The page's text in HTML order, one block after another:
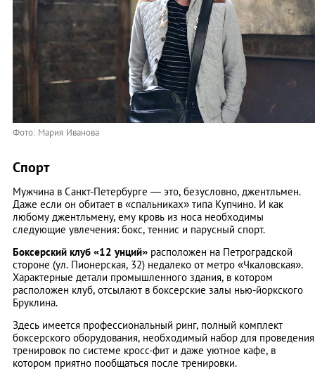
Фото: Мария Иванова
Спорт
Мужчина в Санкт-Петербурге — это, безусловно, джентльмен.
Даже если он обитает в «спальниках» типа Купчино. И как
любому джентльмену, ему кровь из носа необходимы
следующие увлечения: бокс, теннис и парусный спорт.
Боксерский клуб «12 унций» расположен на Петроградской
стороне (ул. Пионерская, 32) недалеко от метро «Чкаловская».
Характерные детали промышленного здания, в котором
расположен клуб, отсылают в боксерские залы нью-йоркского
Бруклина.
Здесь имеется профессиональный ринг, полный комплект
боксерского оборудования, необходимый набор для проведения
тренировок по системе кросс-фит и даже уютное кафе, в
котором приятно пообщаться после тренировки.